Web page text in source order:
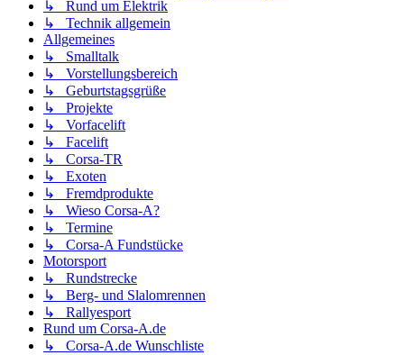
↳ Rund um Elektrik
↳ Technik allgemein
Allgemeines
↳ Smalltalk
↳ Vorstellungsbereich
↳ Geburtstagsgrüße
↳ Projekte
↳ Vorfacelift
↳ Facelift
↳ Corsa-TR
↳ Exoten
↳ Fremdprodukte
↳ Wieso Corsa-A?
↳ Termine
↳ Corsa-A Fundstücke
Motorsport
↳ Rundstrecke
↳ Berg- und Slalomrennen
↳ Rallyesport
Rund um Corsa-A.de
↳ Corsa-A.de Wunschliste